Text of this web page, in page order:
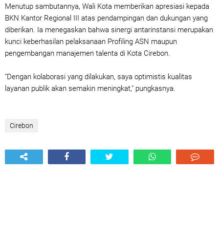
Menutup sambutannya, Wali Kota memberikan apresiasi kepada
BKN Kantor Regional III atas pendampingan dan dukungan yang
diberikan. Ia menegaskan bahwa sinergi antarinstansi merupakan
kunci keberhasilan pelaksanaan Profiling ASN maupun
pengembangan manajemen talenta di Kota Cirebon.
"Dengan kolaborasi yang dilakukan, saya optimistis kualitas
layanan publik akan semakin meningkat," pungkasnya.
Cirebon